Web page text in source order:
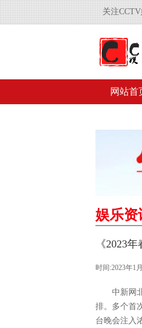
关注
网站首
娱乐资
《2023
时间:2023年1
中新网北
排。多个首
台晚会注入